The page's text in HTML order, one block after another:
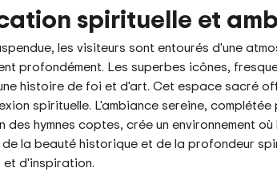
spirituelle et
les visiteurs sont entourés d'une
profondément. Les superbes icônes,
histoire de foi et d'art. Cet espace sacré
spirituelle. L'ambiance sereine,
des hymnes coptes, crée un environnement
de la beauté historique et de la profondeur
et d'inspiration.